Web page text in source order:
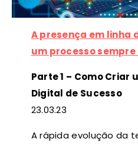
A presença em linha
um processo
Parte 1 – Como Criar
Digital de Sucesso
23.03.23
A rápida evolução da